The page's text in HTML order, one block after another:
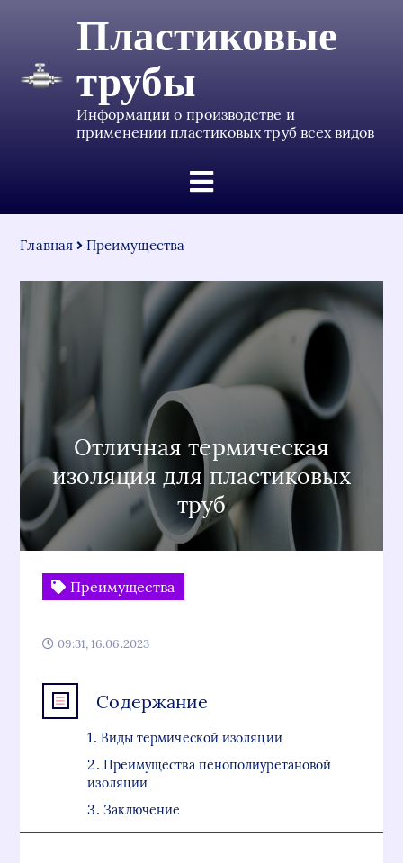
Пластиковые
трубы
Информации о производстве и
применении пластиковых труб всех видов
Главная Преимущества
Отличная термическая
изоляция для пластиковых
труб
Преимущества
09:31, 16.06.2023
Содержание
Виды термической изоляции
Преимущества пенополиуретановой
изоляции
Заключение